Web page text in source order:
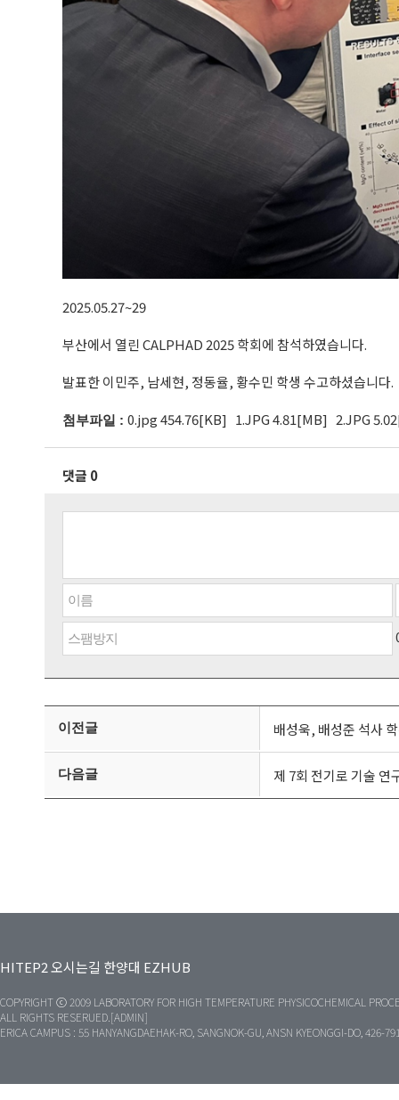
2025.05.27~29
부산에서 열린 CALPHAD 2025 학회에 참석하였습니다.
발표한 이민주, 남세현, 정동율, 황수민 학생 수고하셨습니다.
첨부파일 : 0.jpg 454.76[KB] 1.JPG 4.81[MB] 2.JPG
댓글 0
이전글 배성욱, 배성준 석사
다음글 제 7회 전기로 기술 연
HITEP2오시는길 한양대 EZHUB
COPYRIGHT ⓒ 2009 LABORATORY FOR HIGH TEMPERATURE PHYSICOCHEMICAL
ALL RIGHTS RESERUED.[ADMIN]
ERICA CAMPUS : 55 HANYANGDAEHAK-RO, SANGNOK-GU, ANSN KYEONGGI-DO, 426-